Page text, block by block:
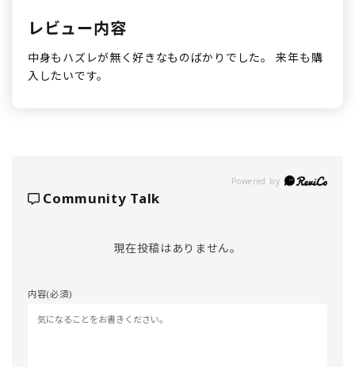
レビュー内容
中身もハズレが無く好きなものばかりでした。 来年も購
入したいです。
Powered by
Community Talk
現在投稿はありません。
内容(必須)